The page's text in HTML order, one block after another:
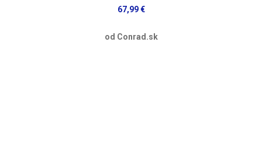
67,99 €
od Conrad.sk